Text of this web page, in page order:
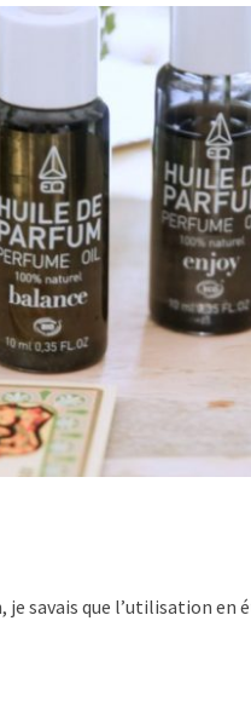
je savais que l’utilisation